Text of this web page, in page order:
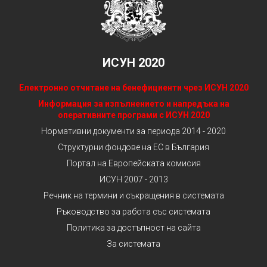
ИСУН 2020
Електронно отчитане на бенефициенти чрез ИСУН 2020
Информация за изпълнението и напредъка на
оперативните програми с ИСУН 2020
Нормативни документи за периода 2014 - 2020
Структурни фондове на ЕС в България
Портал на Европейската комисия
ИСУН 2007 - 2013
Речник на термини и съкращения в системата
Ръководство за работа със системата
Политика за достъпност на сайта
За системата